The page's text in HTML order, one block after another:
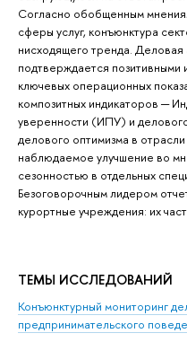
Согласно обобщенным
сферы услуг, конъюнктура
нисходящего тренда. Деловая
подтверждается позитивными
ключевых операционных
композитных индикаторов ─
уверенности (ИПУ) и
делового оптимизма в
наблюдаемое улучшение во
сезонностью в отдельных
Безоговорочным лидером
курортные учреждения: их
ТЕМЫ ИССЛЕДОВАНИЙ
Конъюнктурный мониторинг
предпринимательского